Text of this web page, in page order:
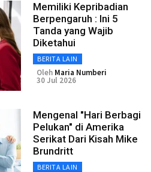
Memiliki Kepribadian
Berpengaruh : Ini 5
Tanda yang Wajib
Diketahui
BERITA LAIN
Oleh Maria Numberi
30 Jul 2026
Mengenal "Hari Berbagi
Pelukan" di Amerika
Serikat Dari Kisah Mike
Brundritt
BERITA LAIN